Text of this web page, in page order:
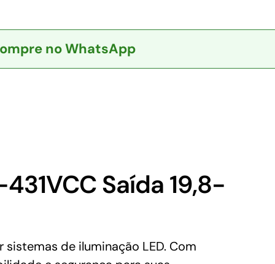
no WhatsApp
Saída 19,8-
de iluminação LED. Com